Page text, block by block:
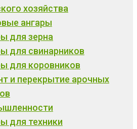
хозяйства
ангары
для зерна
для свинарников
для коровников
и перекрытие арочных
для техники